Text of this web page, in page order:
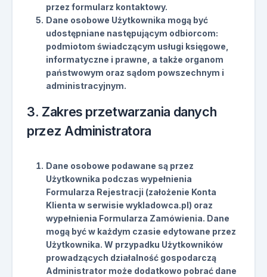
przez formularz kontaktowy.
Dane osobowe Użytkownika mogą być
udostępniane następującym odbiorcom:
podmiotom świadczącym usługi księgowe,
informatyczne i prawne, a także organom
państwowym oraz sądom powszechnym i
administracyjnym.
3. Zakres przetwarzania danych
przez Administratora
Dane osobowe podawane są przez
Użytkownika podczas wypełnienia
Formularza Rejestracji (założenie Konta
Klienta w serwisie wykladowca.pl) oraz
wypełnienia Formularza Zamówienia. Dane
mogą być w każdym czasie edytowane przez
Użytkownika. W przypadku Użytkowników
prowadzących działalność gospodarczą
Administrator może dodatkowo pobrać dane